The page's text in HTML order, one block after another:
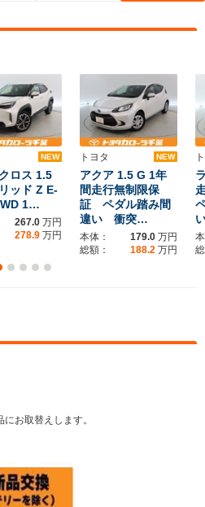
NEW
ロス 1.5
ッド Z E-
1…
267.0 万円
278.9 万円
トヨタ NEW
アクア 1.5 G 1年
間走行無制限保
証 ペダル踏み間
違い 衝突…
本体： 179.0 万円
総額：
188.2 万円
お取替えします。